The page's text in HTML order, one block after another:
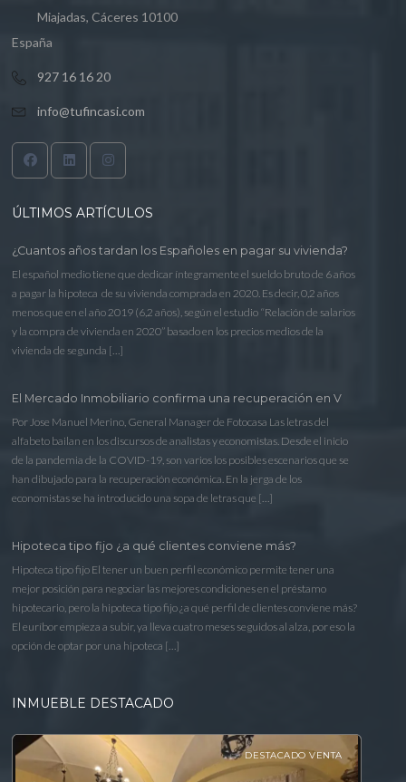
Miajadas, Cáceres 10100
España
927 16 16 20
info@tufincasi.com
ÚLTIMOS ARTÍCULOS
¿Cuantos años tardan los Españoles en pagar su vivienda?
El español medio tiene que dedicar íntegramente el sueldo bruto de 6 años
a pagar la hipoteca de su vivienda comprada en 2020. Es decir, 0,2 años
menos que en el año 2019 (6,2 años), según el estudio “Relación de salarios
y la compra de vivienda en 2020” basado en los precios medios de la
vivienda de segunda […]
El Mercado Inmobiliario confirma una recuperación en V
Por Jose Manuel Merino, General Manager de Fotocasa Las letras del
alfabeto bailan en los discursos de analistas y economistas. Desde el inicio
de la pandemia de la COVID-19, son varios los posibles escenarios que se
han dibujado para la recuperación económica. En la jerga de los
economistas se ha introducido una sopa de letras que […]
Hipoteca tipo fijo ¿a qué clientes conviene más?
Hipoteca tipo fijo El tener un buen perfil económico permite tener una
mejor posición para negociar las mejores condiciones en el préstamo
hipotecario, pero la hipoteca tipo fijo ¿a qué perfil de clientes conviene más?
El euríbor empieza a subir, ya lleva cuatro meses seguidos al alza, por eso la
opción de optar por una hipoteca […]
INMUEBLE DESTACADO
DESTACADO VENTA